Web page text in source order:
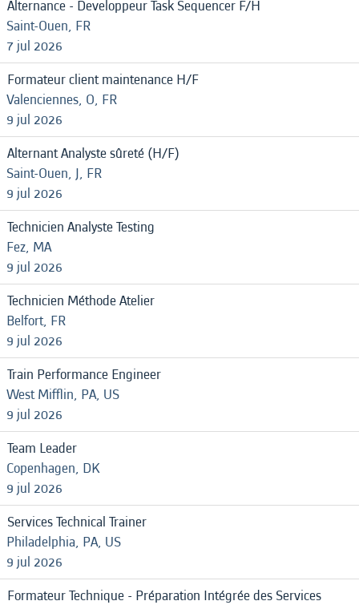
Alternance - Developpeur Task Sequencer F/H
Saint-Ouen, FR
7 jul 2026
Formateur client maintenance H/F
Valenciennes, O, FR
9 jul 2026
Alternant Analyste sûreté (H/F)
Saint-Ouen, J, FR
9 jul 2026
Technicien Analyste Testing
Fez, MA
9 jul 2026
Technicien Méthode Atelier
Belfort, FR
9 jul 2026
Train Performance Engineer
West Mifflin, PA, US
9 jul 2026
Team Leader
Copenhagen, DK
9 jul 2026
Services Technical Trainer
Philadelphia, PA, US
9 jul 2026
Formateur Technique - Préparation Intégrée des Services